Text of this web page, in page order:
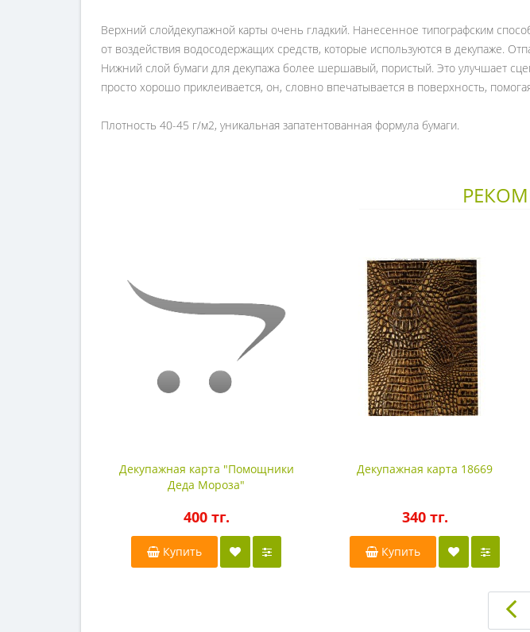
Верхний слойдекупажной карты очень гладкий. Нанесенное типографским
от воздействия водосодержащих средств, которые используются в декупаже.
Нижний слой бумаги для декупажа более шершавый, пористый. Это улучшает
просто хорошо приклеивается, он, словно впечатывается в поверхность,
Плотность 40-45 г/м2, уникальная запатентованная формула бумаги.
Декупажная карта "Помощники
Деда Мороза"
400 тг.
Купить
Декупажная карта 18669
340 тг.
Купить